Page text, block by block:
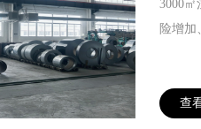
3000
险增加
查